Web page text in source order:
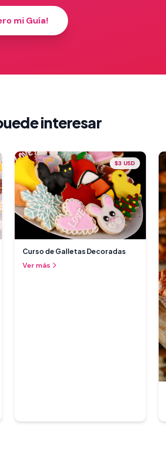
mi Guía!
interesar
$3 USD
Curso de Galletas Decoradas
Ver más